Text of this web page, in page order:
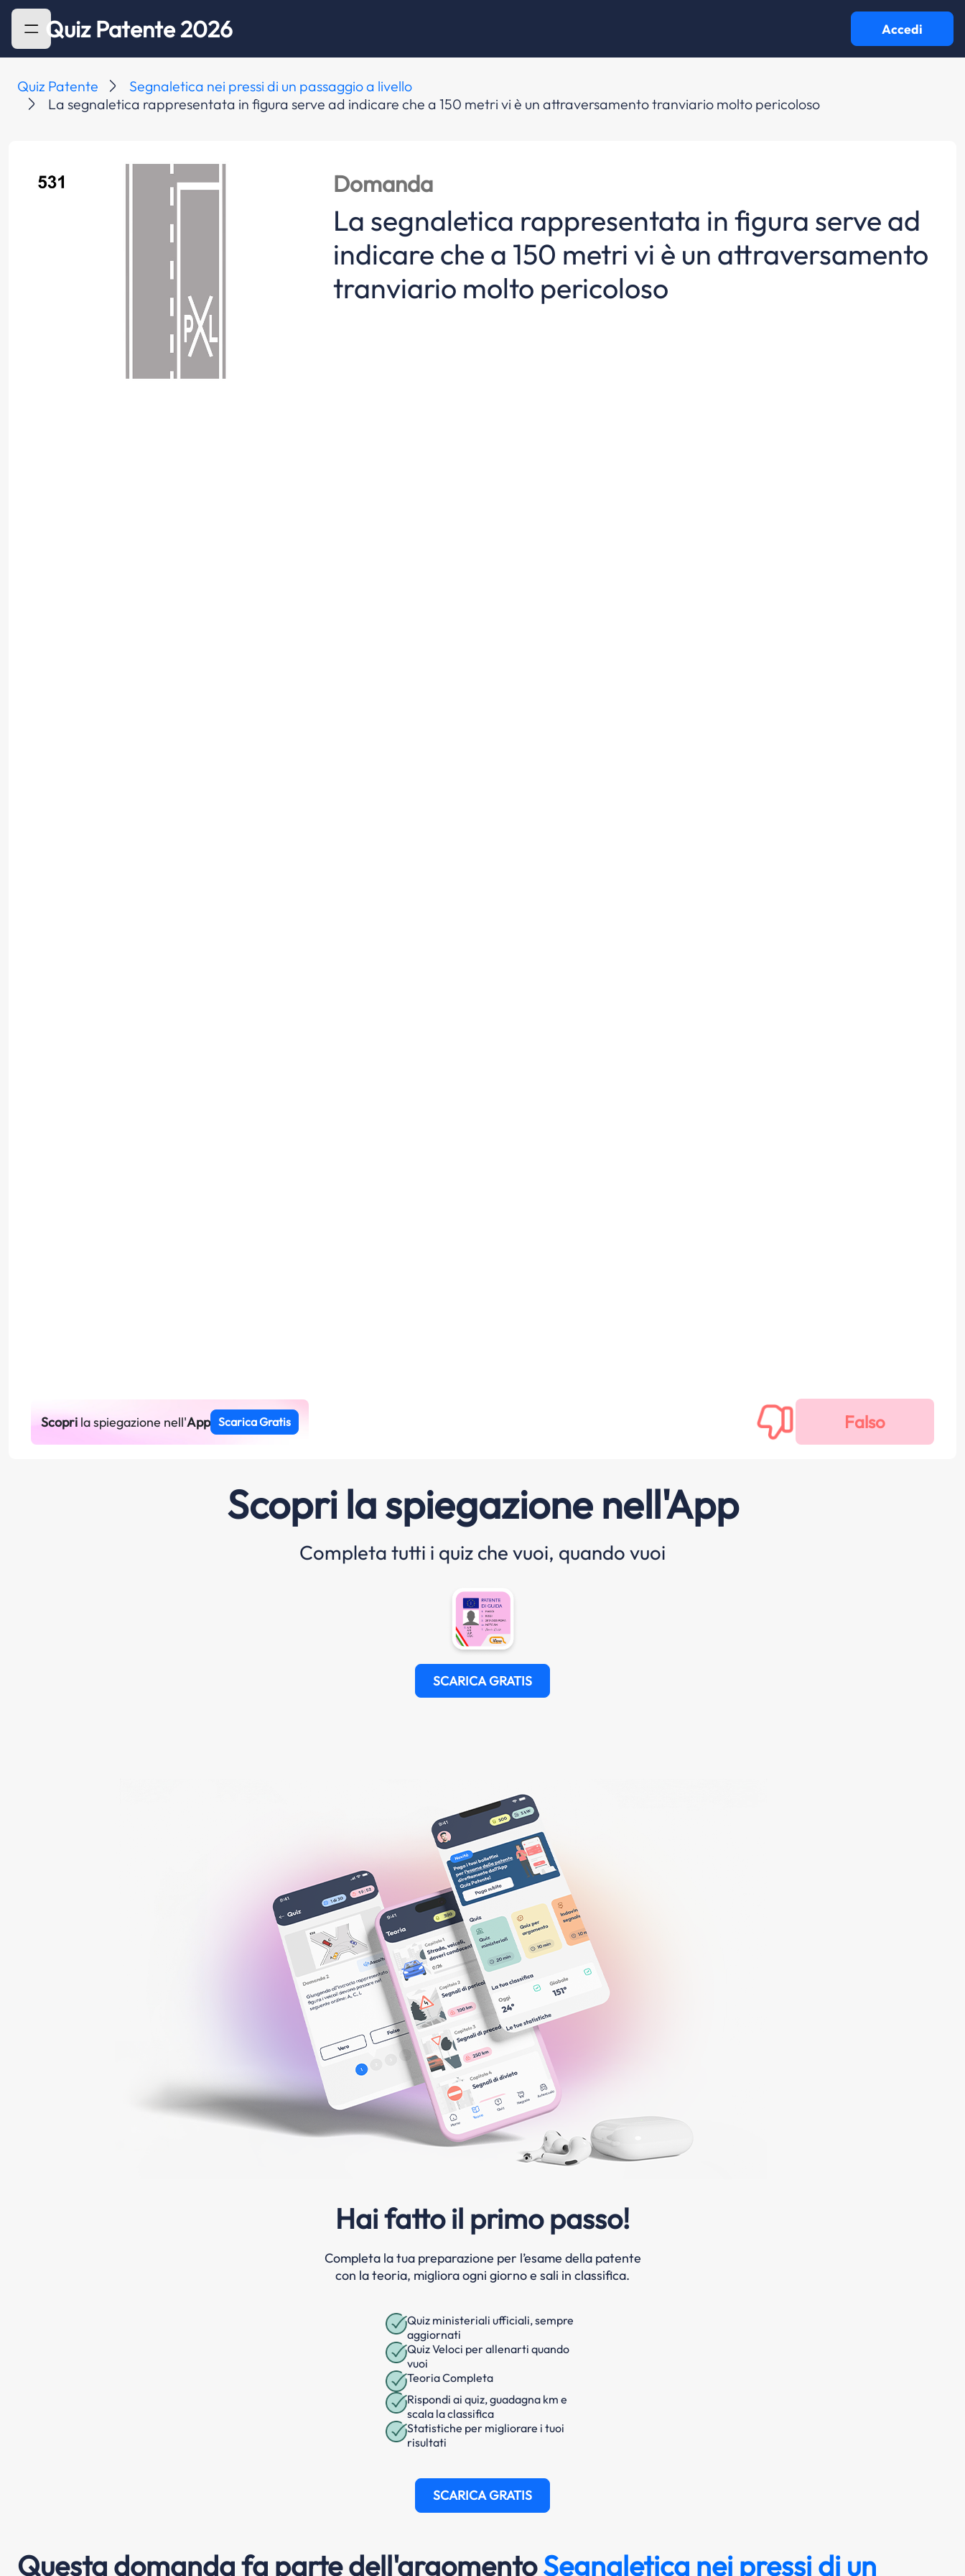
Quiz Patente 2026 Accedi
Quiz Patente
Segnaletica nei pressi di un passaggio a livello
La segnaletica rappresentata in figura serve ad indicare che a 150 metri vi è un attraversamento tranviario molto pericoloso
Domanda
La segnaletica rappresentata in figura serve ad
indicare che a 150 metri vi è un attraversamento
tranviario molto pericoloso
Scoprila spiegazione nell'App Scarica Gratis
Scopri la spiegazione nell'App
Completa tutti i quiz che vuoi, quando vuoi
SCARICA GRATIS
Hai fatto il primo passo!
Completa la tua preparazione per l’esame della patente
con la teoria, migliora ogni giorno e sali in classifica.
Quiz ministeriali ufficiali, sempre
aggiornati
Quiz Veloci per allenarti quando
vuoi
Teoria Completa
Rispondi ai quiz, guadagna km e
scala la classifica
Statistiche per migliorare i tuoi
risultati
SCARICA GRATIS
Questa domanda fa parte dell'argomentoSegnaletica nei pressi di un